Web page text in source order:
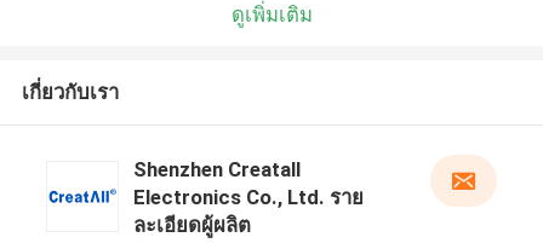
ดูเพิ่มเติม
เกี่ยวกับเรา
Shenzhen Creatall
Electronics Co., Ltd. ราย
ละเอียดผู้ผลิต